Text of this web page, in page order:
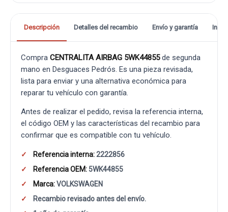
Descripción Detalles del recambio Envío y garantía
Compra CENTRALITA AIRBAG 5WK44855de segunda
mano en Desguaces Pedrós. Es una pieza revisada,
lista para enviar y una alternativa económica para
reparar tu vehículo con garantía.
Antes de realizar el pedido, revisa la referencia interna,
el código OEM y las características del recambio para
confirmar que es compatible con tu vehículo.
Referencia interna:2222856
Referencia OEM: 5WK44855
Marca:VOLKSWAGEN
Recambio revisado antes del envío.